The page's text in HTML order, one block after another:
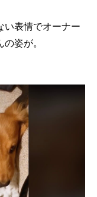
い表情でオーナー
姿が。